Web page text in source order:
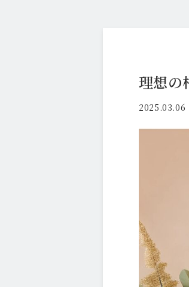
理想の
2025.03.06